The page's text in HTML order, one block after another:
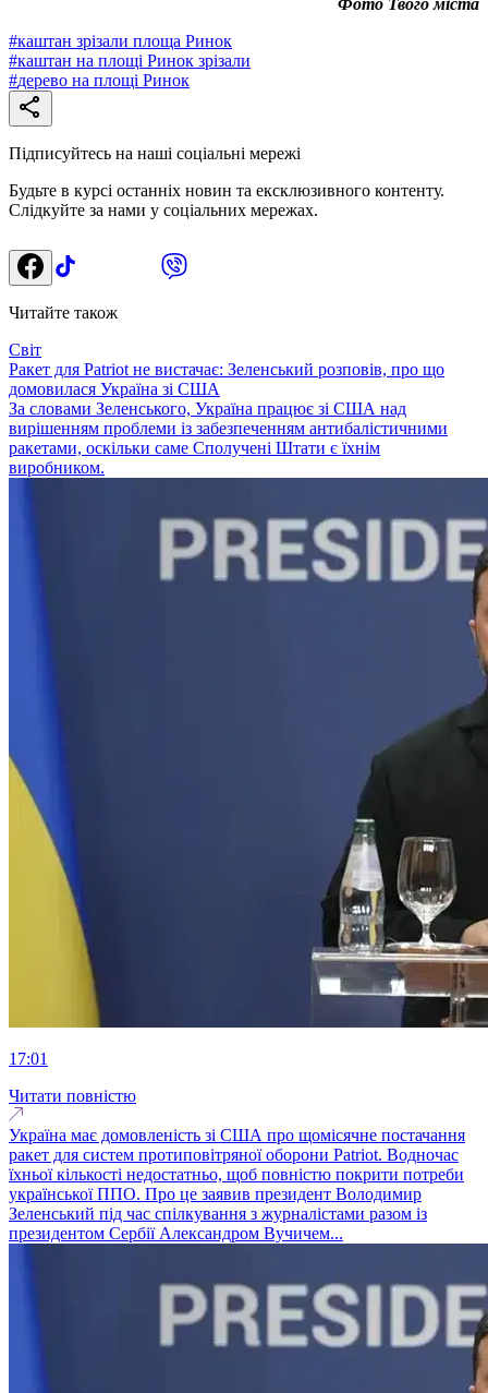
#каштан зрізали площа Ринок
#каштан на площі Ринок зрізали
#дерево на площі Ринок
Підписуйтесь на наші соціальні мережі
Будьте в курсі останніх новин та ексклюзивного контенту.
Слідкуйте за нами у соціальних мережах.
Читайте також
Світ
Ракет для Patriot не вистачає: Зеленський розповів, про що
домовилася Україна зі США
За словами Зеленського, Україна працює зі США над
вирішенням проблеми із забезпеченням антибалістичними
ракетами, оскільки саме Сполучені Штати є їхнім
виробником.
17:01
Читати повністю
Україна має домовленість зі США про щомісячне постачання
ракет для систем протиповітряної оборони Patriot. Водночас
їхньої кількості недостатньо, щоб повністю покрити потреби
української ППО. Про це заявив президент Володимир
Зеленський під час спілкування з журналістами разом із
президентом Сербії Александром Вучичем...